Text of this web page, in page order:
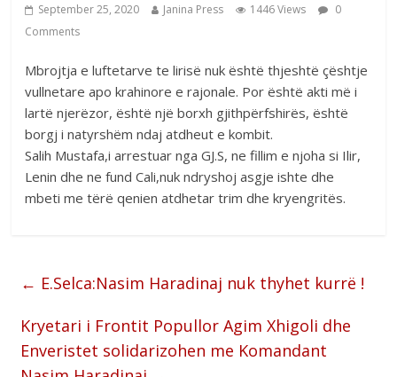
September 25, 2020 Janina Press 1446 Views
0
Comments
Mbrojtja e luftetarve te lirisë nuk është thjeshtë çështje
vullnetare apo krahinore e rajonale. Por është akti më i
lartë njerëzor, është një borxh gjithpërfshirës, është
borgj i natyrshëm ndaj atdheut e kombit.
Salih Mustafa,i arrestuar nga GJ.S, ne fillim e njoha si Ilir,
Lenin dhe ne fund Cali,nuk ndryshoj asgje ishte dhe
mbeti me tërë qenien atdhetar trim dhe kryengritës.
← E.Selca:Nasim Haradinaj nuk thyhet kurrë !
Kryetari i Frontit Popullor Agim Xhigoli dhe
Enveristet solidarizohen me Komandant